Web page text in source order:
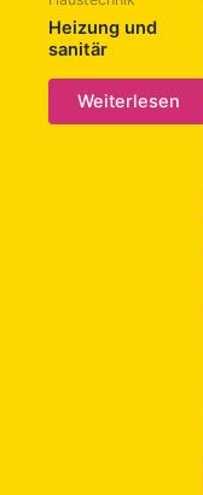
Heizung und
sanitär
Weiterlesen